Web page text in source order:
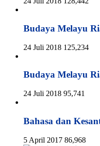
Budaya Melayu
24 Juli 2018 125,234
Budaya Melayu
24 Juli 2018 95,741
Bahasa dan
5 April 2017 86,968